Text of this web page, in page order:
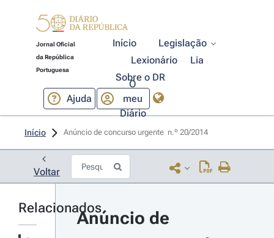
Jornal Oficial
da República
Portuguesa
Início
Legislação
Lexionário
Lia
Sobre o DR
Ajuda
O
meu
Diário
Início Anúncio de concurso urgente  n.º 20/2014
Voltar
Relacionados
Anúncio de